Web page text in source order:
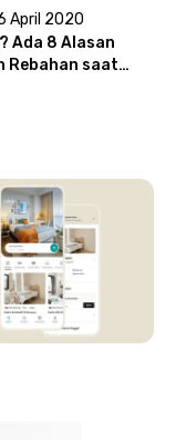
April 2020
Ada 8 Alasan
Rebahan saat